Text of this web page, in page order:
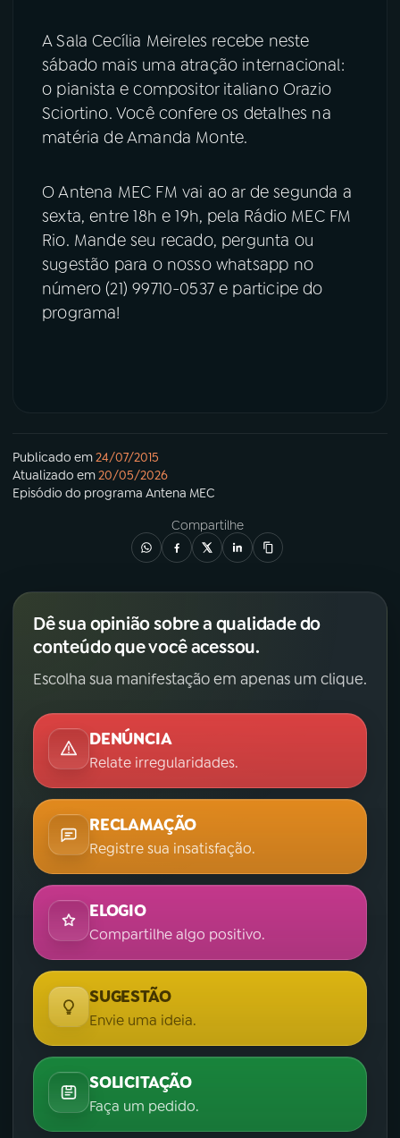
A Sala Cecília Meireles recebe neste
sábado mais uma atração internacional:
o pianista e compositor italiano Orazio
Sciortino. Você confere os detalhes na
matéria de Amanda Monte.
O Antena MEC FM vai ao ar de segunda a
sexta, entre 18h e 19h, pela Rádio MEC FM
Rio. Mande seu recado, pergunta ou
sugestão para o nosso whatsapp no
número (21) 99710-0537 e participe do
programa!
Publicado em24/07/2015
Atualizado em20/05/2026
Episódio do programa Antena MEC
Compartilhe
Dê sua opinião sobre a qualidade do
conteúdo que você acessou.
Escolha sua manifestação em apenas um clique.
DENÚNCIA
Relate irregularidades.
RECLAMAÇÃO
Registre sua insatisfação.
ELOGIO
Compartilhe algo positivo.
SUGESTÃO
Envie uma ideia.
SOLICITAÇÃO
Faça um pedido.